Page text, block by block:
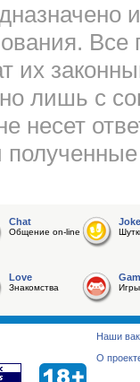
их
лишь с
несет
Chat
Общение on-line
Joke
Love
Знакомства Игры
Наши
О